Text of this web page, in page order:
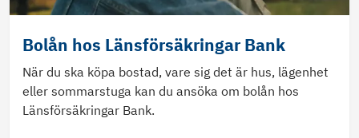
Bolån hos Länsförsäkringar Bank
När du ska köpa bostad, vare sig det är hus, lägenhet
eller sommarstuga kan du ansöka om bolån hos
Länsförsäkringar Bank.